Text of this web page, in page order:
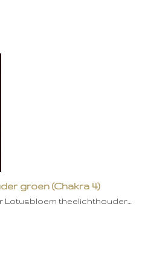
groen (Chakra 4)
theelichthouder…